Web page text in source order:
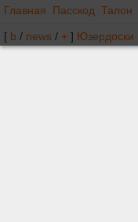
Главная Пасскод Талон
[ b / news / + ] Юзердоски